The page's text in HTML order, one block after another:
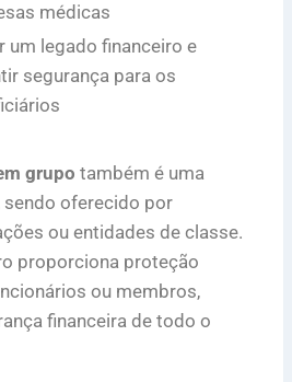
médicas
um legado financeiro e
segurança para os
grupo também é uma
oferecido por
ou entidades de classe.
proporciona proteção
ou membros,
financeira de todo o